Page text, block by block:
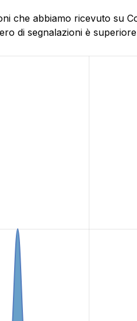
che abbiamo ricevuto su
di segnalazioni è